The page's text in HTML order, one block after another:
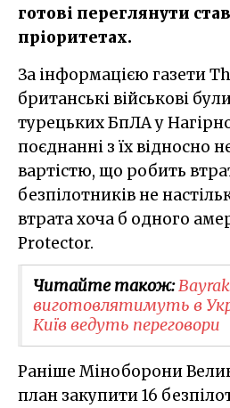
готові переглянути
пріоритетах.
За інформацією газети
британськівійськові
турецькихБпЛАу
поєднанні з їхвідносно
вартістю, що робить
безпілотниківне
втратахоча б одного
Protector.
Читайте також:
виготовлятимуть в
Київ ведуть переговори
Раніше Міноборони
план закупити16